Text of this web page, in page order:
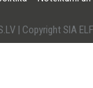
| Copyright SIA